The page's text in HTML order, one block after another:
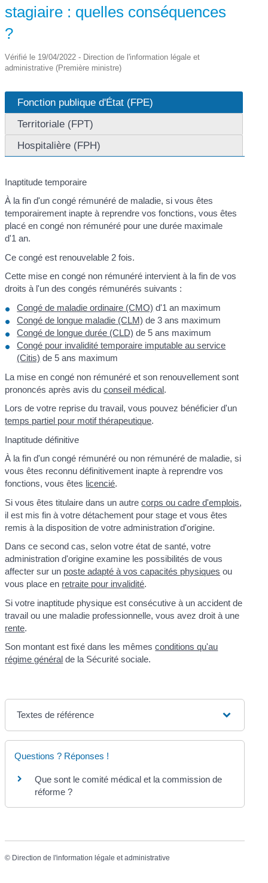
stagiaire : quelles conséquences
?
Vérifié le 19/04/2022 - Direction de l'information légale et
administrative (Première ministre)
Fonction publique d'État (FPE)
Territoriale (FPT)
Hospitalière (FPH)
Inaptitude temporaire
À la fin d'un congé rémunéré de maladie, si vous êtes
temporairement inapte à reprendre vos fonctions, vous êtes
placé en congé non rémunéré pour une durée maximale
d'1 an.
Ce congé est renouvelable 2 fois.
Cette mise en congé non rémunéré intervient à la fin de vos
droits à l'un des congés rémunérés suivants :
Congé de maladie ordinaire (CMO) d'1 an maximum
Congé de longue maladie (CLM) de 3 ans maximum
Congé de longue durée (CLD) de 5 ans maximum
Congé pour invalidité temporaire imputable au service
(Citis) de 5 ans maximum
La mise en congé non rémunéré et son renouvellement sont
prononcés après avis duconseil médical.
Lors de votre reprise du travail, vous pouvez bénéficier d'un
temps partiel pour motif thérapeutique.
Inaptitude définitive
À la fin d'un congé rémunéré ou non rémunéré de maladie, si
vous êtes reconnu définitivement inapte à reprendre vos
fonctions, vous êtes licencié.
Si vous êtes titulaire dans un autrecorps ou cadre d'emplois,
il est mis fin à votre détachement pour stage et vous êtes
remis à la disposition de votre administration d'origine.
Dans ce second cas, selon votre état de santé, votre
administration d'origine examine les possibilités de vous
affecter sur un poste adapté à vos capacités physiques ou
vous place en retraite pour invalidité.
Si votre inaptitude physique est consécutive à un accident de
travail ou une maladie professionnelle, vous avez droit à une
rente.
Son montant est fixé dans les mêmesconditions qu'au
régime général de la Sécurité sociale.
Textes de référence
Questions ? Réponses !
Que sont le comité médical et la commission de
réforme ?
© Direction de l'information légale et administrative